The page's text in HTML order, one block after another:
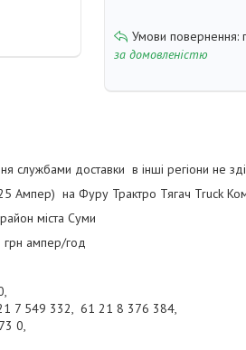
за домовленістю
службами доставки в інші регіони не
Ампер) на Фуру Трактро Тягач Truck
міста Суми
ампер/год
7 549 332, 61 21 8 376 384,
0,